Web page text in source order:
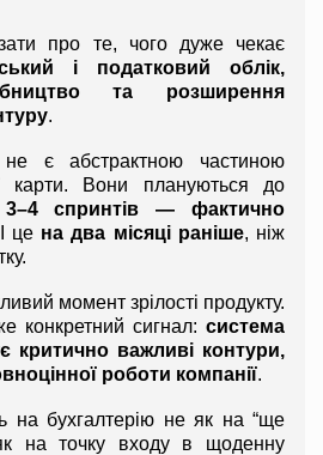
про те, чого дуже чекає
і податковий облік,
та розширення
.
є абстрактною частиною
карти. Вони плануються до
3–4 спринтів — фактично
це на два місяці раніше, ніж
момент зрілості продукту.
конкретний сигнал: система
критично важливі контури,
роботи компанії.
на бухгалтерію не як на “ще
на точку входу в щоденну